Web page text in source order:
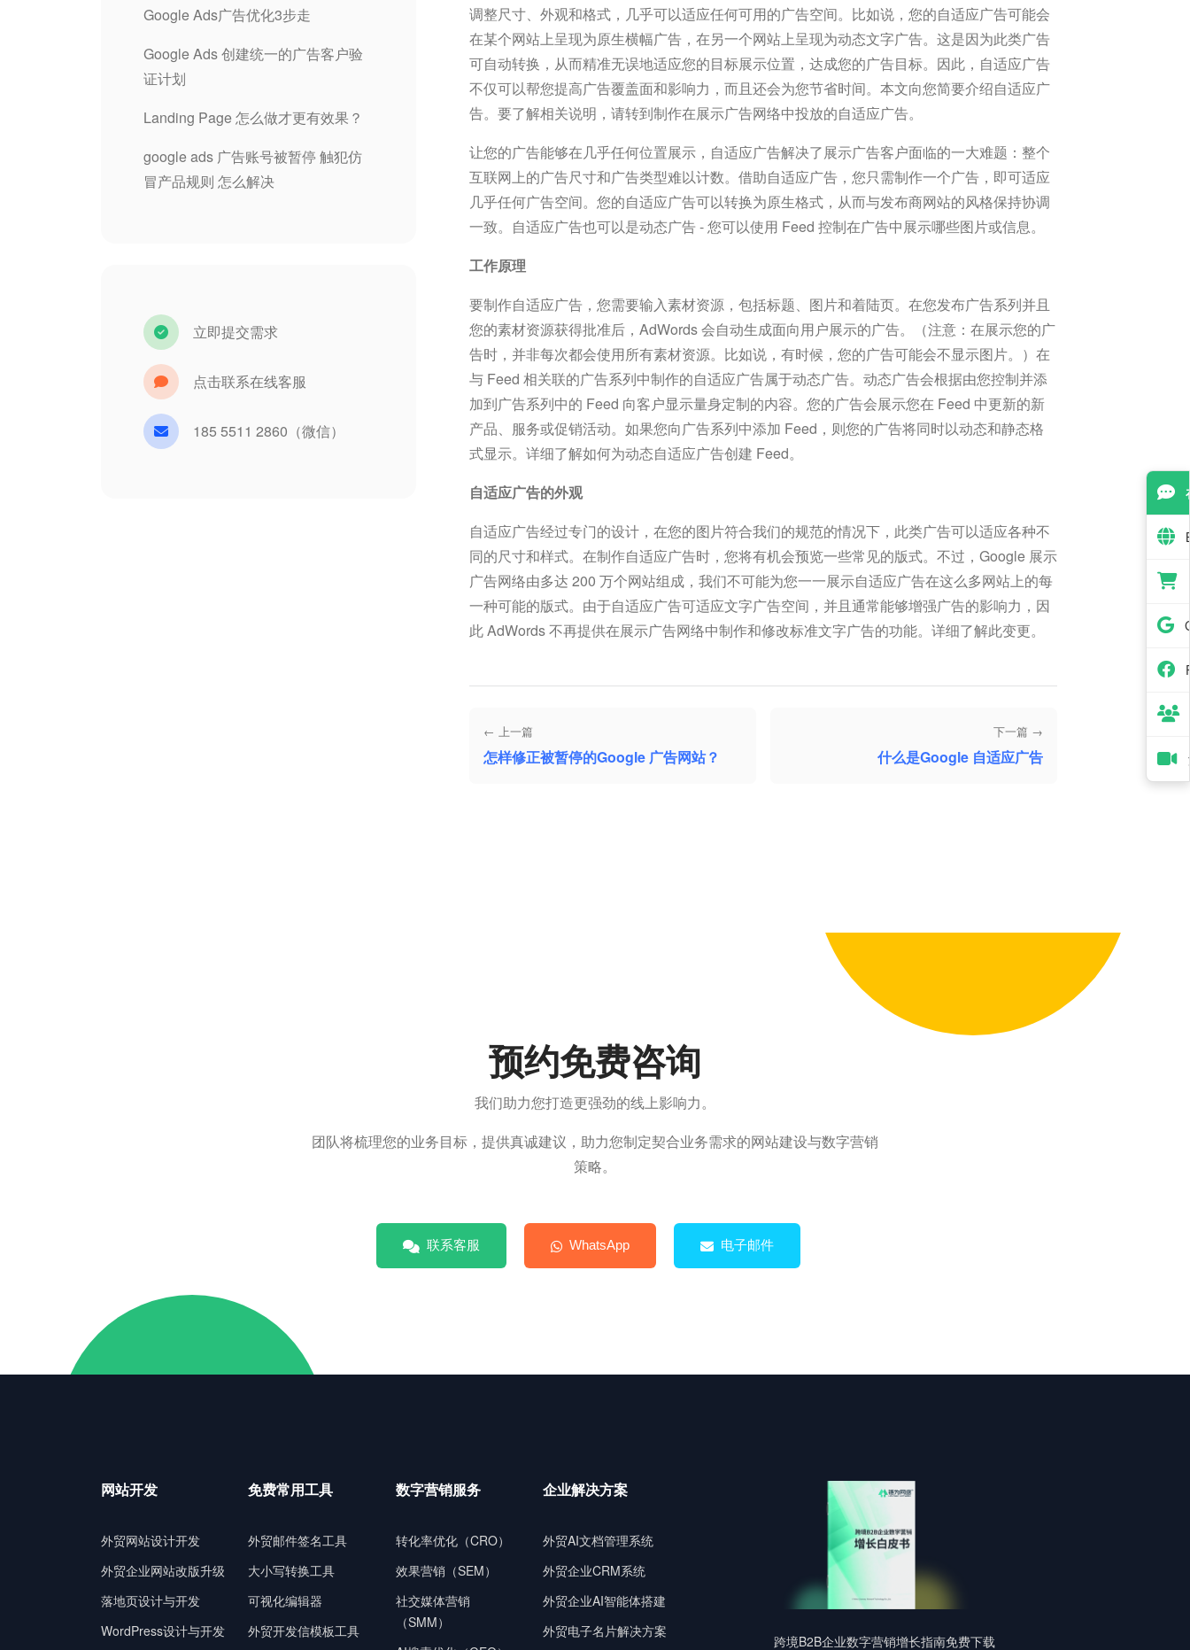
Google Ads广告优化3步走
Google Ads 创建统一的广告客户验
证计划
Landing Page 怎么做才更有效果？
google ads 广告账号被暂停 触犯仿
冒产品规则 怎么解决
立即提交需求
点击联系在线客服
185 5511 2860（微信）
调整尺寸、外观和格式，几乎可以适应任何可用的广告空间。比如说，您的自适应广告可能会
在某个网站上呈现为原生横幅广告，在另一个网站上呈现为动态文字广告。这是因为此类广告
可自动转换，从而精准无误地适应您的目标展示位置，达成您的广告目标。因此，自适应广告
不仅可以帮您提高广告覆盖面和影响力，而且还会为您节省时间。本文向您简要介绍自适应广
告。要了解相关说明，请转到制作在展示广告网络中投放的自适应广告。
让您的广告能够在几乎任何位置展示，自适应广告解决了展示广告客户面临的一大难题：整个
互联网上的广告尺寸和广告类型难以计数。借助自适应广告，您只需制作一个广告，即可适应
几乎任何广告空间。您的自适应广告可以转换为原生格式，从而与发布商网站的风格保持协调
一致。自适应广告也可以是动态广告 - 您可以使用 Feed 控制在广告中展示哪些图片或信息。
工作原理
要制作自适应广告，您需要输入素材资源，包括标题、图片和着陆页。在您发布广告系列并且
您的素材资源获得批准后，AdWords 会自动生成面向用户展示的广告。（注意：在展示您的广
告时，并非每次都会使用所有素材资源。比如说，有时候，您的广告可能会不显示图片。）在
与 Feed 相关联的广告系列中制作的自适应广告属于动态广告。动态广告会根据由您控制并添
加到广告系列中的 Feed 向客户显示量身定制的内容。您的广告会展示您在 Feed 中更新的新
产品、服务或促销活动。如果您向广告系列中添加 Feed，则您的广告将同时以动态和静态格
式显示。详细了解如何为动态自适应广告创建 Feed。
自适应广告的外观
自适应广告经过专门的设计，在您的图片符合我们的规范的情况下，此类广告可以适应各种不
同的尺寸和样式。在制作自适应广告时，您将有机会预览一些常见的版式。不过，Google 展示
广告网络由多达 200 万个网站组成，我们不可能为您一一展示自适应广告在这么多网站上的每
一种可能的版式。由于自适应广告可适应文字广告空间，并且通常能够增强广告的影响力，因
此 AdWords 不再提供在展示广告网络中制作和修改标准文字广告的功能。详细了解此变更。
← 上一篇
怎样修正被暂停的Google 广告网站？
下一篇 →
什么是Google 自适应广告
预约免费咨询
我们助力您打造更强劲的线上影响力。
团队将梳理您的业务目标，提供真诚建议，助力您制定契合业务需求的网站建设与数字营销
策略。
联系客服 WhatsApp 电子邮件
网站开发
外贸网站设计开发
外贸企业网站改版升级
落地页设计与开发
WordPress设计与开发
免费常用工具
外贸邮件签名工具
大小写转换工具
可视化编辑器
外贸开发信模板工具
数字营销服务
转化率优化（CRO）
效果营销（SEM）
社交媒体营销
（SMM）
企业解决方案
外贸AI文档管理系统
外贸企业CRM系统
外贸企业AI智能体搭建
外贸电子名片解决方案
跨境B2B企业数字营销增长指南免费下载